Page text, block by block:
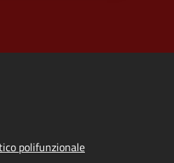
polifunzionale